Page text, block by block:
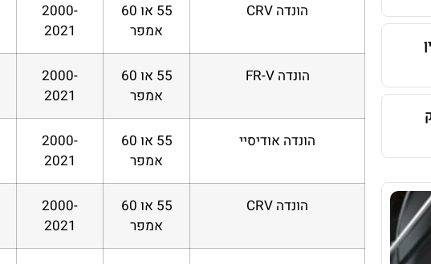
הונדה CRV
55 או 60
אמפר
2000-
2021
הונדה FR-V
55 או 60
אמפר
2000-
2021
הונדה אודיסיי
55 או 60
אמפר
2000-
2021
הונדה CRV
55 או 60
אמפר
2000-
2021